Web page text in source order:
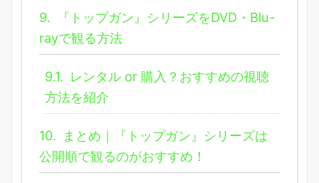
9.
『トップガン』シリーズをDVD・Blu-
rayで観る方法
9.1. レンタル or 購入？おすすめの視聴
方法を紹介
10.
まとめ｜『トップガン』シリーズは
公開順で観るのがおすすめ！